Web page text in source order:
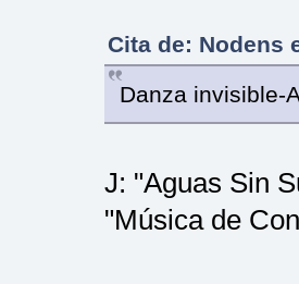
Cita de: Nodens
Danza invisible-
J: "Aguas Sin
"Música de